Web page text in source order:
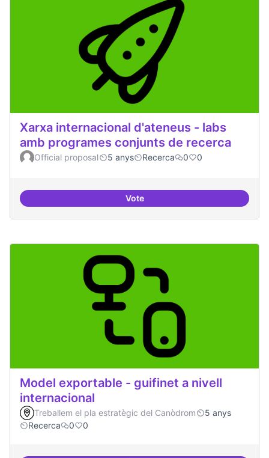
Xarxa internacional d'ateneus - labs
amb programes conjunts de recerca
Official proposal 5 anys Recerca 0 0
VoteXarxa internacional d'ateneus -
Model exportable - guifinet a nivell
internacional
Treballem el pla estratègic del Canòdrom
5 anys
Recerca
0 0